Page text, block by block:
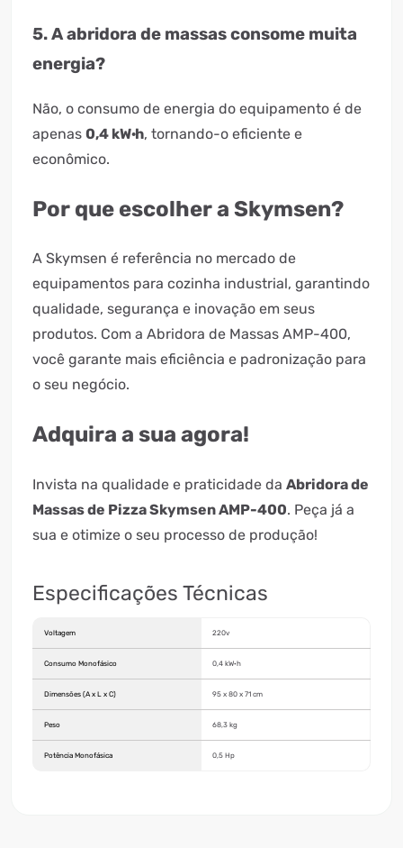
5. A abridora de massas consome muita
energia?
Não, o consumo de energia do equipamento é de
apenas 0,4 kW·h, tornando-o eficiente e
econômico.
Por que escolher a Skymsen?
A Skymsen é referência no mercado de
equipamentos para cozinha industrial, garantindo
qualidade, segurança e inovação em seus
produtos. Com a Abridora de Massas AMP-400,
você garante mais eficiência e padronização para
o seu negócio.
Adquira a sua agora!
Invista na qualidade e praticidade da Abridora de
Massas de Pizza Skymsen AMP-400. Peça já a
sua e otimize o seu processo de produção!
Especificações Técnicas
Voltagem 220v
Consumo Monofásico 0,4 kW·h
Dimensões (A x L x C) 95 x 80 x 71 cm
Peso 68,3 kg
Potência Monofásica 0,5 Hp